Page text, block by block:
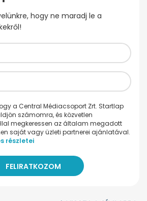
hogy ne maradj le a
a Central Médiacsoport Zrt. Startlap
számomra, és közvetlen
megkeressen az általam megadott
saját vagy üzleti partnerei ajánlatával.
részletei